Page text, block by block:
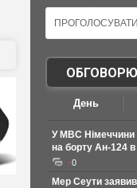
День
У МВС Німеччини
на борту Ан-124 в
0
Мер Сеути заявив